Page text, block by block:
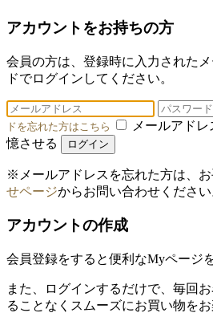
アカウントをお持ちの方
会員の方は、登録時に入力された
ドでログインしてください。
ドを忘れた方はこちら
メールアド
憶させる
ログイン
※メールアドレスを忘れた方は、お
せページからお問い合わせください
アカウントの作成
会員登録をすると便利なMyページ
また、ログインするだけで、毎回
ることなくスムーズにお買い物をお